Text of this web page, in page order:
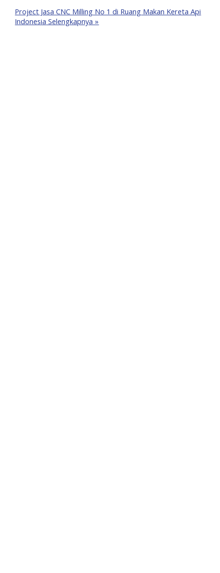
Project Jasa CNC Milling No 1 di Ruang Makan Kereta Api
Indonesia Selengkapnya »